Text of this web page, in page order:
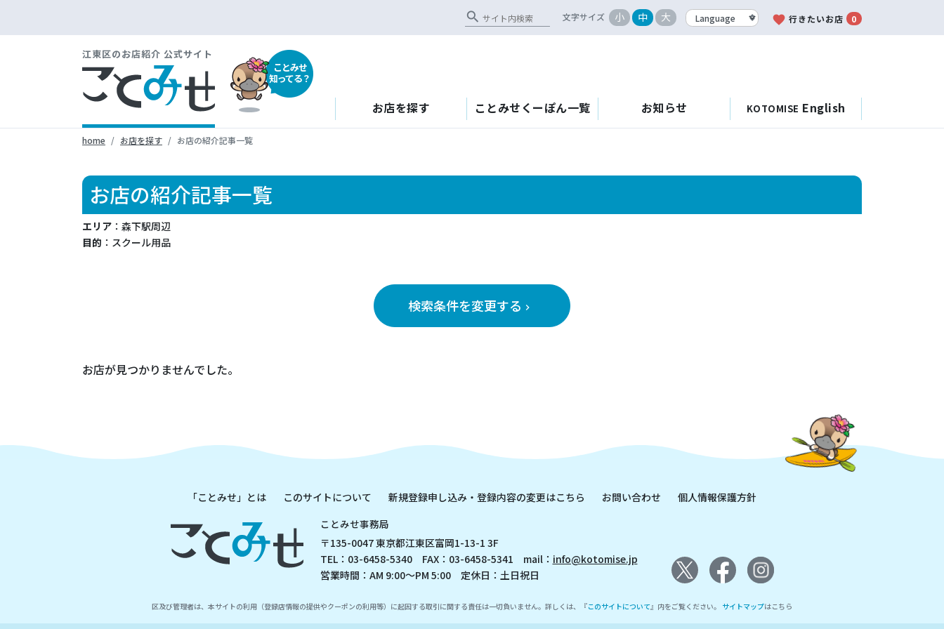
search 文字サイズ 小 中 大 favorite 行きたいお店 0
江東区のお店紹介 公式サイト
ことみせ
知ってる？
お店を探す ことみせくーぽん一覧 お知らせ KOTOMISE English
home お店を探す お店の紹介記事一覧
お店の紹介記事一覧
エリア ：森下駅周辺
目的 ：スクール用品
検索条件を変更する keyboard_arrow_right
お店が見つかりませんでした。
「ことみせ」とは このサイトについて 新規登録申し込み・登録内容の変更はこちら お問い合わせ
個人情報保護方針
ことみせ事務局
〒135-0047 東京都江東区富岡1-13-1 3F
TEL：03-6458-5340 FAX：03-6458-5341 mail： info@kotomise.jp
営業時間：AM 9:00～PM 5:00 定休日：土日祝日
区及び管理者は、本サイトの利用（登録店情報の提供やクーポンの利用等）に起因する取引に関する責任は一切負いません。詳しくは、『このサイトについて』内をご覧ください。 サイトマップはこちら